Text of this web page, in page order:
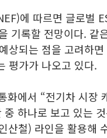
에 따르면 글로벌
기록할 전망이다. 같
상되는 점을 고려하
평가가 나오고 있다.
화에서 “전기차 시장
하나로 보고 있는
산철) 라인을 활용해